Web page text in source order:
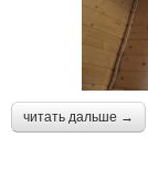
читать дальше →